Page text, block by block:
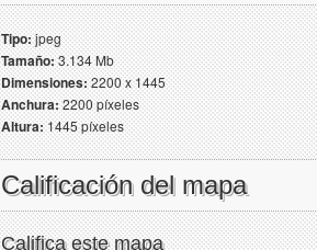
Tipo:jpeg
Tamaño:3.134 Mb
Dimensiones:2200 x 1445
Anchura:2200 píxeles
Altura:1445 píxeles
Calificación del mapa
Califica este mapa